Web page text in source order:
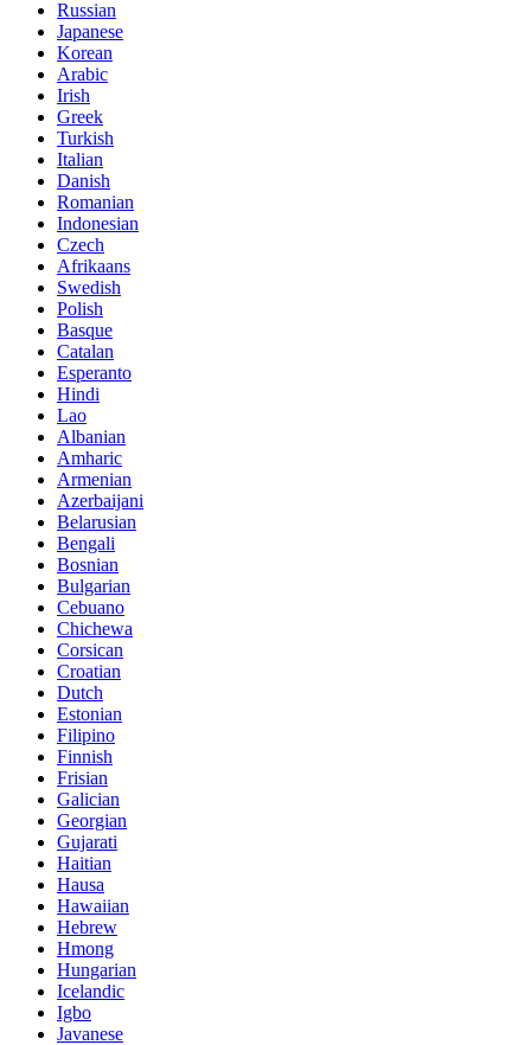
Russian
Japanese
Korean
Arabic
Irish
Greek
Turkish
Italian
Danish
Romanian
Indonesian
Czech
Afrikaans
Swedish
Polish
Basque
Catalan
Esperanto
Hindi
Lao
Albanian
Amharic
Armenian
Azerbaijani
Belarusian
Bengali
Bosnian
Bulgarian
Cebuano
Chichewa
Corsican
Croatian
Dutch
Estonian
Filipino
Finnish
Frisian
Galician
Georgian
Gujarati
Haitian
Hausa
Hawaiian
Hebrew
Hmong
Hungarian
Icelandic
Igbo
Javanese